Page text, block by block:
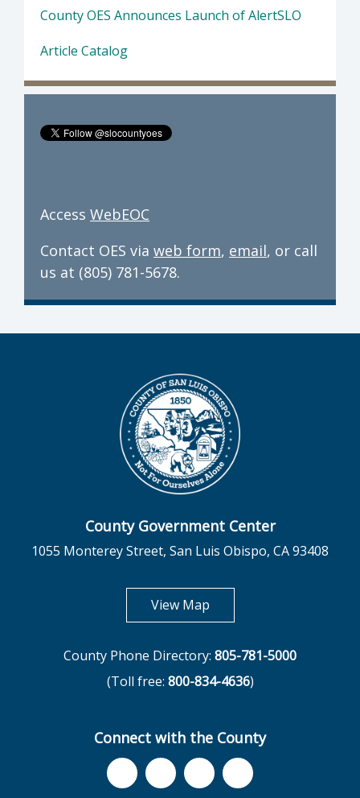
County OES Announces Launch of AlertSLO
Article Catalog
Access WebEOC
Contact OES via web form, email, or call
us at (805) 781-5678.
County Government Center
1055 Monterey Street, San Luis Obispo, CA 93408
View Mapopens in new tab
County Phone Directory: 805-781-5000
(Toll free: 800-834-4636)
Connect with the County